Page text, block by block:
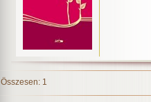
Összesen: 1